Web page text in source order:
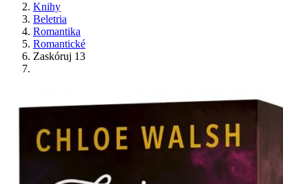
Knihy
Beletria
Romantika
Romantické
Zaskóruj 13